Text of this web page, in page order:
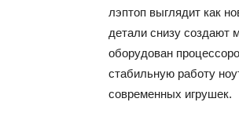
лэптоп выглядит как
детали снизу создают
оборудован
стабильную работу
современных игрушек.